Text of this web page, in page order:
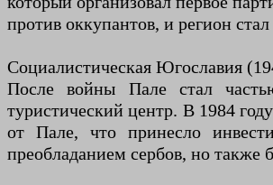
против оккупантов, и регион
Социалистическая Югославия
После войны Пале стал
туристический центр. В 1984
от Пале, что принесло
преобладанием сербов, но также